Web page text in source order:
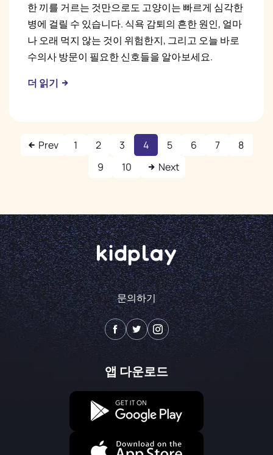
한 끼를 거르는 것만으로도 고양이는 빠르게 심각한
병에 걸릴 수 있습니다. 식욕 감퇴의 흔한 원인, 얼마
나 오래 먹지 않는 것이 위험한지, 그리고 오늘 바로
수의사 방문이 필요한 신호들을 알아보세요.
더 읽기
Prev 1 2 3 4 5 6 7
8
9
10 Next
문의하기
앱 다운로드